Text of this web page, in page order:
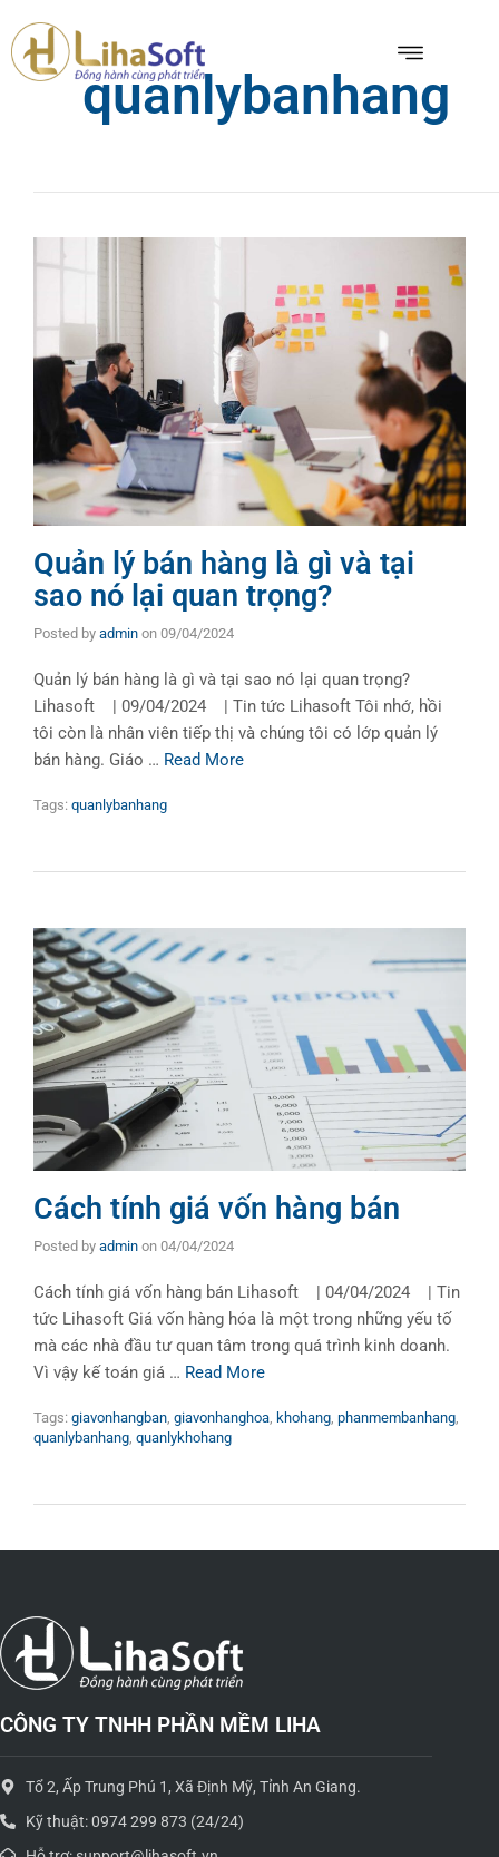
quanlybanhang
Quản lý bán hàng là gì và tại
sao nó lại quan trọng?
Posted by admin on 09/04/2024
Quản lý bán hàng là gì và tại sao nó lại quan trọng?
Lihasoft | 09/04/2024 | Tin tức Lihasoft Tôi nhớ, hồi
tôi còn là nhân viên tiếp thị và chúng tôi có lớp quản lý
bán hàng. Giáo … Read More
Tags: quanlybanhang
Cách tính giá vốn hàng bán
Posted by admin on 04/04/2024
Cách tính giá vốn hàng bán Lihasoft | 04/04/2024 | Tin
tức Lihasoft Giá vốn hàng hóa là một trong những yếu tố
mà các nhà đầu tư quan tâm trong quá trình kinh doanh.
Vì vậy kế toán giá … Read More
Tags: giavonhangban giavonhanghoa khohang phanmembanhang
quanlybanhang quanlykhohang
CÔNG TY TNHH PHẦN MỀM LIHA
Tổ 2, Ấp Trung Phú 1, Xã Định Mỹ, Tỉnh An Giang.
Kỹ thuật: 0974 299 873 (24/24)